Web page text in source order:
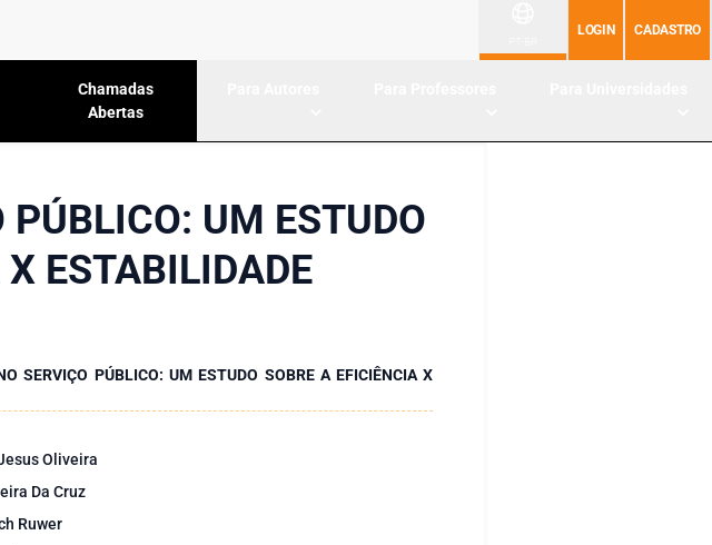
LOGIN CADASTRO
Chamadas
Abertas
PÚBLICO: UM ESTUDO
ESTABILIDADE
SERVIÇO PÚBLICO: UM ESTUDO SOBRE A EFICIÊNCIA X
Oliveira
Da Cruz
Ruwer